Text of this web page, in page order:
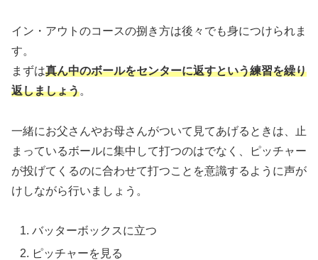
イン・アウトのコースの捌き方は後々でも身につけられま
す。
まずは真ん中のボールをセンターに返すという練習を繰り
返しましょう。
一緒にお父さんやお母さんがついて見てあげるときは、止
まっているボールに集中して打つのはでなく、ピッチャー
が投げてくるのに合わせて打つことを意識するように声が
けしながら行いましょう。
バッターボックスに立つ
ピッチャーを見る